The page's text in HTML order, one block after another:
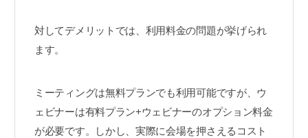
対してデメリットでは、利用料金の問題が挙げられ
ます。
ミーティングは無料プランでも利用可能ですが、ウ
ェビナーは有料プラン+ウェビナーのオプション料金
が必要です。しかし、実際に会場を押さえるコスト